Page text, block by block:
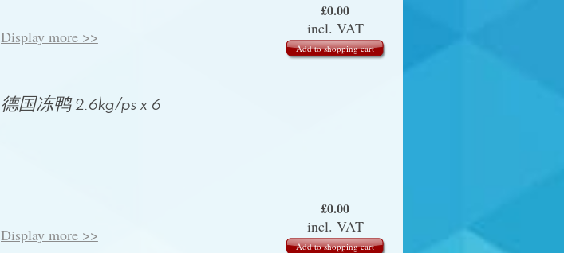
£0.00
incl. VAT
Add to shopping cart
Display more >>
£0.00
incl. VAT
Add to shopping cart
德国冻鸭 2.6kg/ps x 6
Display more >>